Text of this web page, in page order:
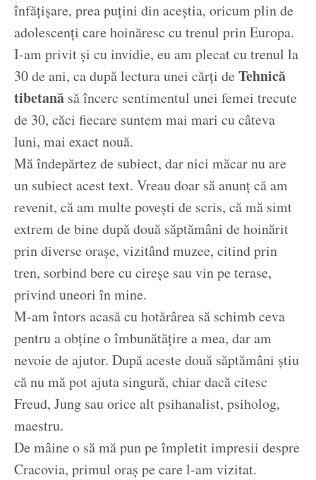
înfățișare, prea puțini din aceștia, oricum plin de
adolescenți care hoinăresc cu trenul prin Europa.
I-am privit și cu invidie, eu am plecat cu trenul la
30 de ani, ca după lectura unei cărți de Tehnică
tibetană să încerc sentimentul unei femei trecute
de 30, căci fiecare suntem mai mari cu câteva
luni, mai exact nouă.
Mă îndepărtez de subiect, dar nici măcar nu are
un subiect acest text. Vreau doar să anunț că am
revenit, că am multe povești de scris, că mă simt
extrem de bine după două săptămâni de hoinărit
prin diverse orașe, vizitând muzee, citind prin
tren, sorbind bere cu cireșe sau vin pe terase,
privind uneori în mine.
M-am întors acasă cu hotărârea să schimb ceva
pentru a obține o îmbunătățire a mea, dar am
nevoie de ajutor. După aceste două săptămâni știu
că nu mă pot ajuta singură, chiar dacă citesc
Freud, Jung sau orice alt psihanalist, psiholog,
maestru.
De mâine o să mă pun pe împletit impresii despre
Cracovia, primul oraș pe care l-am vizitat.